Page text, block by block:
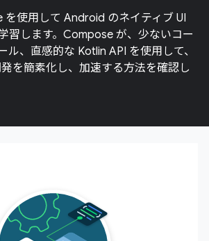
使用して Android のネイティブ UI
習します。Compose が、少ないコー
ル、直感的な Kotlin API を使用して、
を簡素化し、加速する方法を確認し